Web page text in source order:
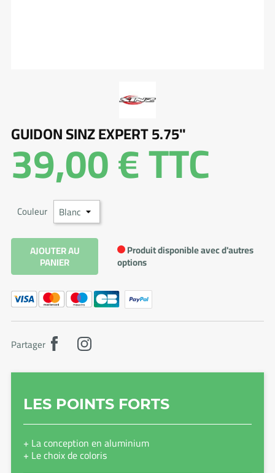
LES POINTS FORTS
+ La conception en aluminium
+ Le choix de coloris
GUIDON SINZ EXPERT 5.75"
39,00 €TTC
Couleur
AJOUTER AU
PANIER
Produit disponible avec d'autres
options
Partager